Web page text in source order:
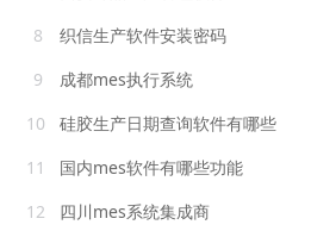
8
织信生产软件安装密码
9
成都mes执行系统
10
硅胶生产日期查询软件有哪些
11
国内mes软件有哪些功能
12
四川mes系统集成商